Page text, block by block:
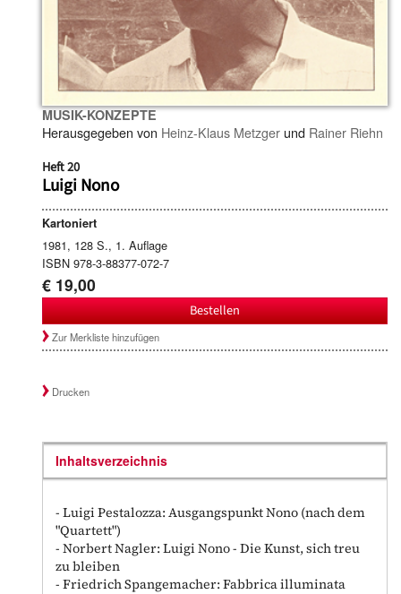
MUSIK-KONZEPTE
Herausgegeben von Heinz-Klaus Metzger und Rainer Riehn
Heft 20
Luigi Nono
Kartoniert
1981, 128 S., 1. Auflage
ISBN 978-3-88377-072-7
€ 19,00
Bestellen
Zur Merkliste hinzufügen
Drucken
Inhaltsverzeichnis
- Luigi Pestalozza: Ausgangspunkt Nono (nach dem
"Quartett")
- Norbert Nagler: Luigi Nono - Die Kunst, sich treu
zu bleiben
- Friedrich Spangemacher: Fabbrica illuminata